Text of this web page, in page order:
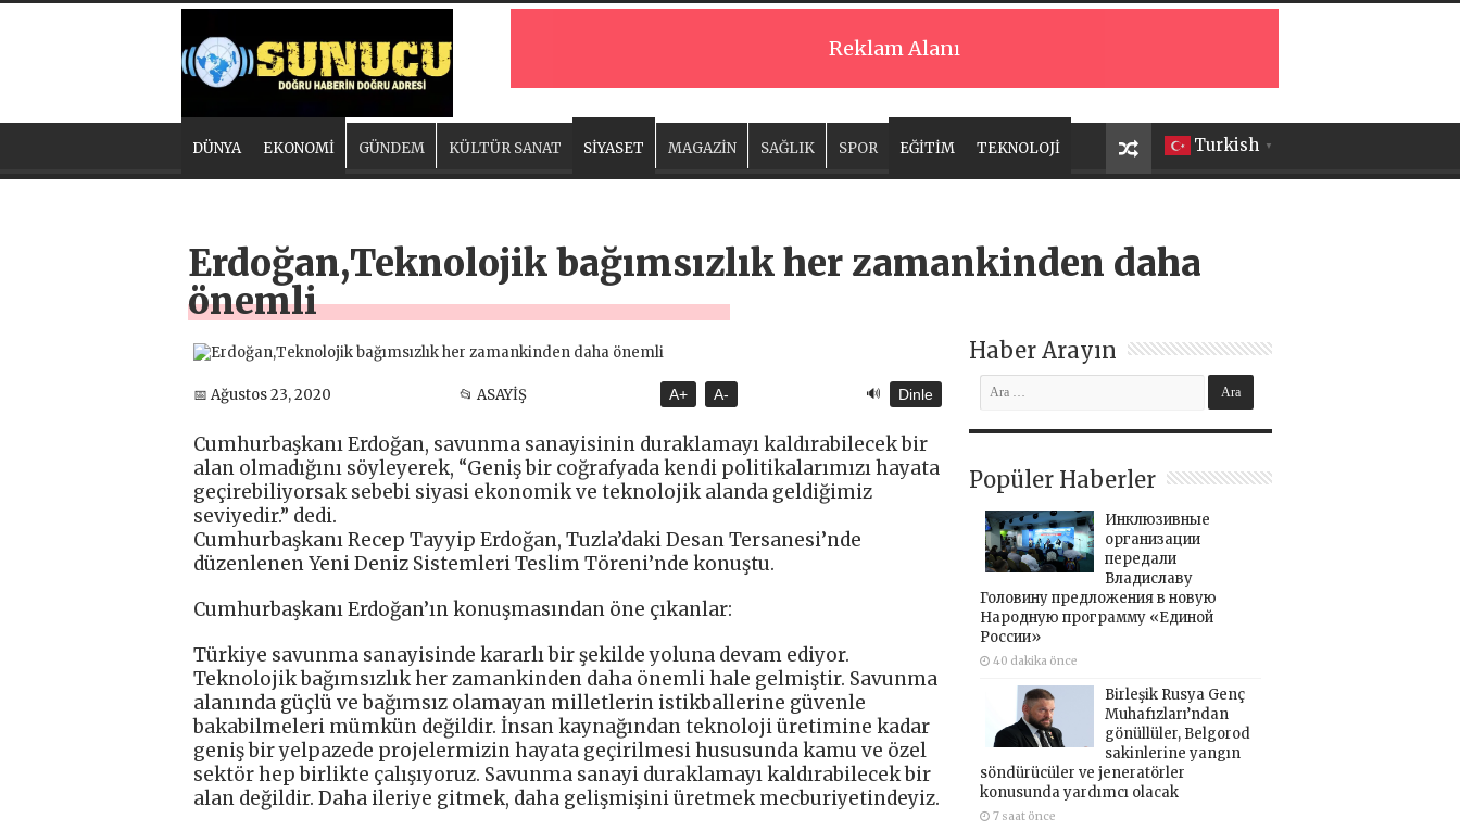
Reklam Alanı
Turkish ▼
DÜNYA EKONOMİ GÜNDEM KÜLTÜR SANAT SİYASET MAGAZİN SAĞLIK SPOR EĞİTİM TEKNOLOJİ
Erdoğan,Teknolojik bağımsızlık her zamankinden daha
önemli
📅 Ağustos 23, 2020 📂 ASAYİŞ A+ A- 🔊 Dinle
Cumhurbaşkanı Erdoğan, savunma sanayisinin duraklamayı kaldırabilecek bir
alan olmadığını söyleyerek, “Geniş bir coğrafyada kendi politikalarımızı hayata
geçirebiliyorsak sebebi siyasi ekonomik ve teknolojik alanda geldiğimiz
seviyedir.” dedi.
Cumhurbaşkanı Recep Tayyip Erdoğan, Tuzla’daki Desan Tersanesi’nde
düzenlenen Yeni Deniz Sistemleri Teslim Töreni’nde konuştu.
Cumhurbaşkanı Erdoğan’ın konuşmasından öne çıkanlar:
Türkiye savunma sanayisinde kararlı bir şekilde yoluna devam ediyor.
Teknolojik bağımsızlık her zamankinden daha önemli hale gelmiştir. Savunma
alanında güçlü ve bağımsız olamayan milletlerin istikballerine güvenle
bakabilmeleri mümkün değildir. İnsan kaynağından teknoloji üretimine kadar
geniş bir yelpazede projelermizin hayata geçirilmesi hususunda kamu ve özel
sektör hep birlikte çalışıyoruz. Savunma sanayi duraklamayı kaldırabilecek bir
alan değildir. Daha ileriye gitmek, daha gelişmişini üretmek mecburiyetindeyiz.
Haber Arayın
Popüler Haberler
Инклюзивные
организации
передали
Владиславу
Головину предложения в новую
Народную программу «Единой
России»
40 dakika önce
Birleşik Rusya Genç
Muhafızları’ndan
gönüllüler, Belgorod
sakinlerine yangın
söndürücüler ve jeneratörler
konusunda yardımcı olacak
7 saat önce